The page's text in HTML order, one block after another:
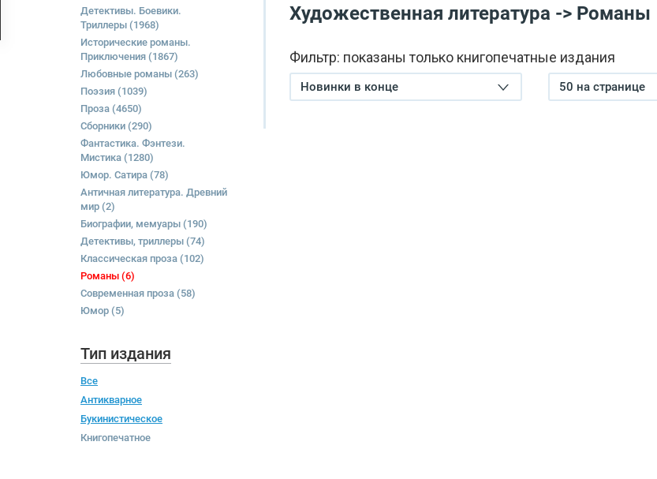
Детективы. Боевики.
Триллеры (1968)
Исторические романы.
Приключения (1867)
Любовные романы (263)
Поэзия (1039)
Проза (4650)
Сборники (290)
Фантастика. Фэнтези.
Мистика (1280)
Юмор. Сатира (78)
Античная литература. Древний
мир (2)
Биографии, мемуары (190)
Детективы, триллеры (74)
Классическая проза (102)
Романы (6)
Современная проза (58)
Юмор (5)
Тип издания
Все
Антикварное
Букинистическое
Книгопечатное
Художественная литература -> Романы
Фильтр: показаны только книгопечатные издания
Новинки в конце 50 на странице